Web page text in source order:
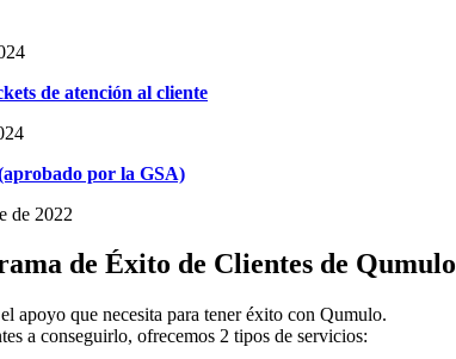
de atención al cliente
por la GSA)
de 2022
de Éxito de Clientes de Qumulo
apoyo que necesita para tener éxito con Qumulo.
a conseguirlo, ofrecemos 2 tipos de servicios: